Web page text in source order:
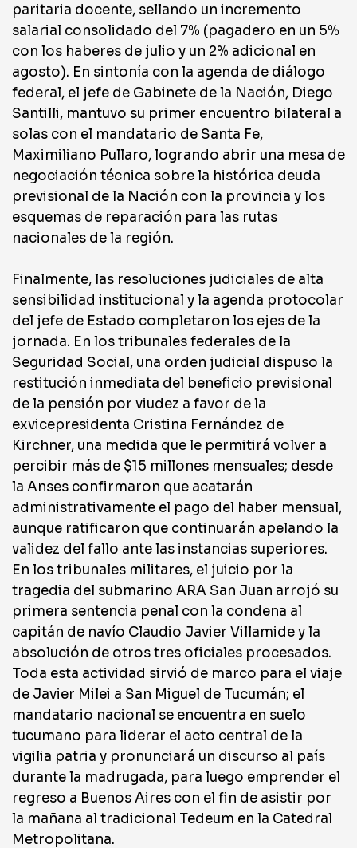
paritaria docente, sellando un incremento
salarial consolidado del 7% (pagadero en un 5%
con los haberes de julio y un 2% adicional en
agosto). En sintonía con la agenda de diálogo
federal, el jefe de Gabinete de la Nación, Diego
Santilli, mantuvo su primer encuentro bilateral a
solas con el mandatario de Santa Fe,
Maximiliano Pullaro, logrando abrir una mesa de
negociación técnica sobre la histórica deuda
previsional de la Nación con la provincia y los
esquemas de reparación para las rutas
nacionales de la región.
Finalmente, las resoluciones judiciales de alta
sensibilidad institucional y la agenda protocolar
del jefe de Estado completaron los ejes de la
jornada. En los tribunales federales de la
Seguridad Social, una orden judicial dispuso la
restitución inmediata del beneficio previsional
de la pensión por viudez a favor de la
exvicepresidenta Cristina Fernández de
Kirchner, una medida que le permitirá volver a
percibir más de $15 millones mensuales; desde
la Anses confirmaron que acatarán
administrativamente el pago del haber mensual,
aunque ratificaron que continuarán apelando la
validez del fallo ante las instancias superiores.
En los tribunales militares, el juicio por la
tragedia del submarino ARA San Juan arrojó su
primera sentencia penal con la condena al
capitán de navío Claudio Javier Villamide y la
absolución de otros tres oficiales procesados.
Toda esta actividad sirvió de marco para el viaje
de Javier Milei a San Miguel de Tucumán; el
mandatario nacional se encuentra en suelo
tucumano para liderar el acto central de la
vigilia patria y pronunciará un discurso al país
durante la madrugada, para luego emprender el
regreso a Buenos Aires con el fin de asistir por
la mañana al tradicional Tedeum en la Catedral
Metropolitana.